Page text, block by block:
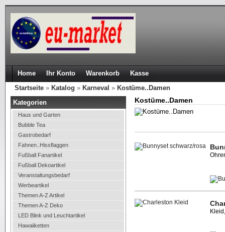
Home Ihr Konto Warenkorb
Kasse
Startseite » Katalog » Karneval » Kostüme..Damen
Kategorien
Haus und Garten
Bubble Tea
Gastrobedarf
Fahnen..Hissflaggen
Fußball Fanartikel
Fußball Dekoartikel
Veranstaltungsbedarf
Werbeartikel
Themen A-Z Artikel
Themen A-Z Deko
LED Blink und Leuchtartikel
Hawaiiketten
Kostüme..Damen